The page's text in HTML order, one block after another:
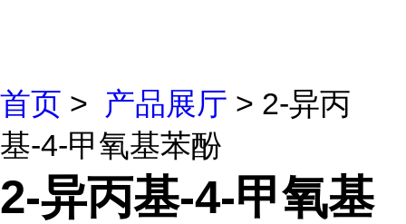
首页 > 产品展厅 > 2-异丙
基-4-甲氧基苯酚
2-异丙基-4-甲氧基